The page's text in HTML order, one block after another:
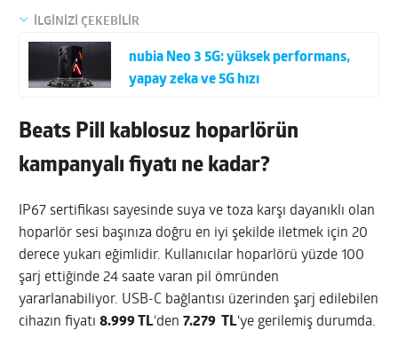
İLGİNİZİ ÇEKEBİLİR
nubia Neo 3 5G: yüksek performans,
yapay zeka ve 5G hızı
Beats Pill kablosuz hoparlörün
kampanyalı fiyatı ne kadar?
IP67 sertifikası sayesinde suya ve toza karşı dayanıklı olan
hoparlör sesi başınıza doğru en iyi şekilde iletmek için 20
derece yukarı eğimlidir. Kullanıcılar hoparlörü yüzde 100
şarj ettiğinde 24 saate varan pil ömründen
yararlanabiliyor. USB-C bağlantısı üzerinden şarj edilebilen
cihazın fiyatı8.999 TL‘den7.279 TL‘ye gerilemiş durumda.